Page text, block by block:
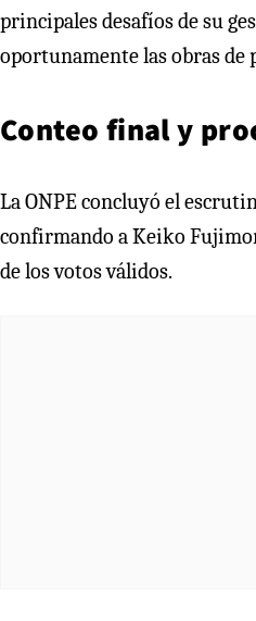
principales desafíos de su
oportunamente las obras de
Conteo final y
La ONPE concluyó el
confirmando a Keiko
de los votos válidos.